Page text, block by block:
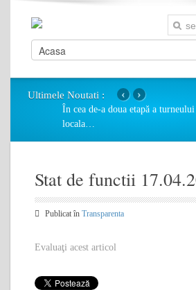
Ultimele Noutati :
În cea de-a doua etapă a
locala…
›
‹
Stat de functii
Publicat în Transparenta
Evaluaţi acest articol